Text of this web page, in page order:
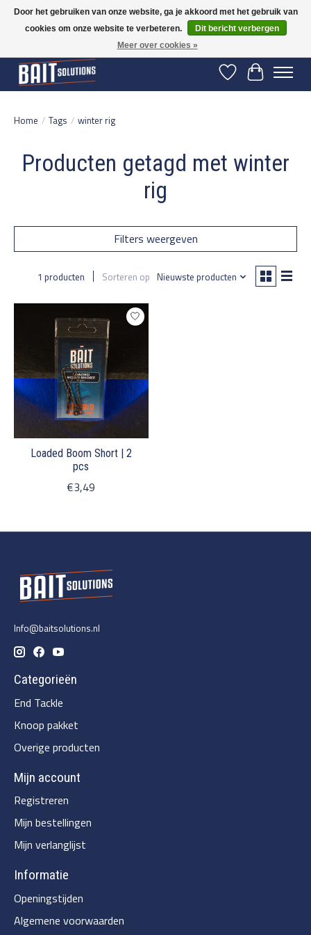
Gratis verzending vanaf 50 euro binnen NL | Op voorraad binnen 2-5 werkdagen
verzonden | België vanaf 70 euro gratis verzonden
Verlanglijst
Home / Tags / winter rig
Producten getagd met winter
rig
Filters weergeven
1 producten Sorteren op Nieuwste producten
Loaded Boom Short | 2
pcs
€3,49
Info@baitsolutions.nl
Categorieën
End Tackle
Knoop pakket
Overige producten
Mijn account
Registreren
Mijn bestellingen
Mijn verlanglijst
Informatie
Openingstijden
Algemene voorwaarden
Door het gebruiken van onze website, ga je akkoord met het gebruik van
cookies om onze website te verbeteren.
Dit bericht verbergen
Meer over cookies »